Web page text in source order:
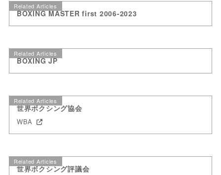
Related Articles
BOXING MASTER first 2006-2023
Related Articles
BOXING JP
Related Articles
世界ボクシング協会
WBA
Related Articles
世界ボクシング評議会